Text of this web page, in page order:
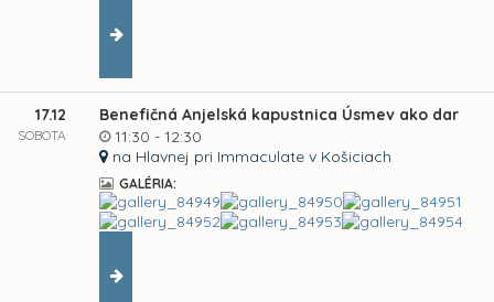
17.12
SOBOTA
Benefičná Anjelská kapustnica Úsmev ako dar
11:30 - 12:30
na Hlavnej pri Immaculate v Košiciach
GALÉRIA: